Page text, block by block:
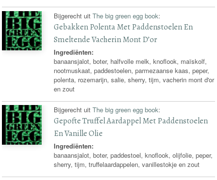
Bijgerecht uitThe big green egg book:
Gebakken Polenta Met Paddenstoelen En
Smeltende Vacherin Mont D’or
Ingrediënten:
banaansjalot, boter, halfvolle melk, knoflook, maïskolf,
nootmuskaat, paddestoelen, parmezaanse kaas, peper,
polenta, rozemarijn, salie, sherry, tijm, vacherin mont d'or
en zout
Bijgerecht uitThe big green egg book:
Gepofte Truffel Aardappel Met Paddenstoelen
En Vanille Olie
Ingrediënten:
banaansjalot, boter, paddestoel, knoflook, olijfolie, peper,
sherry, tijm, truffelaardappelen, vanillestokje en zout